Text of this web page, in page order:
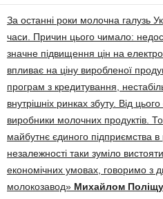
За останні роки молочна га­лузь
часи. Причин цього чимало:
значне підви­щення цін на
впливає на ціну ви­робленої
програм з креди­ту­вання,
внутрішніх ринках збуту. Від
виробники мо­лоч­них продуктів.
майбутнє єдиного підприємства в
незалежності таки зуміло
економічних умо­вах, говоримо з
молокозавод» Михайлом